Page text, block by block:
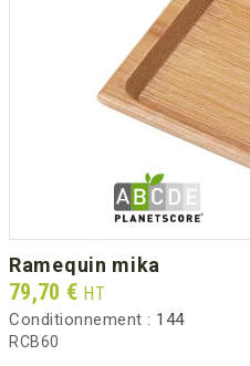
ramequin mika
Prix
79,70 € HT
Conditionnement : 144
RCB60